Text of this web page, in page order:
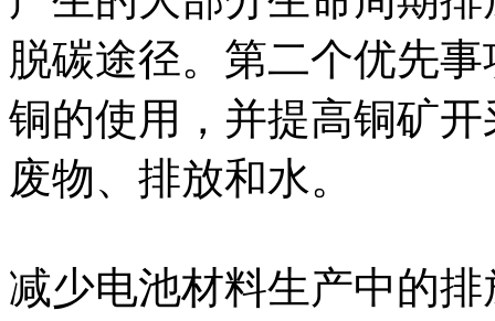
脱碳途径。第二个优先
铜的使用，并提高铜矿
废物、排放和水。
减少电池材料生产中的